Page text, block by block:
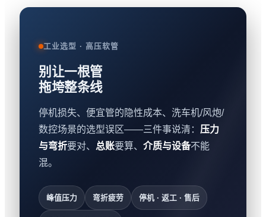
工业选型 · 高压软管
别让一根管
拖垮整条线
停机损失、便宜管的隐性成本、洗车机/风炮/
数控场景的选型误区——三件事说清： 压力
与弯折要对、 总账要算、 介质与设备不能
混。
峰值压力 弯折疲劳 停机 · 返工 · 售后